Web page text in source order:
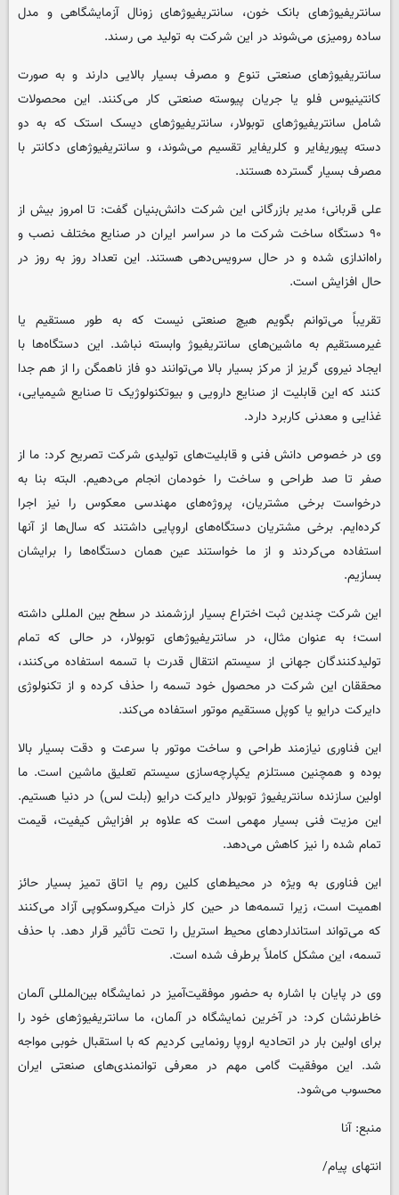
سانتریفیوژهای بانک خون، سانتریفیوژهای زونال آزمایشگاهی و مدل
ساده رومیزی می‌شوند در این شرکت به تولید می رسند.
سانتریفیوژهای صنعتی تنوع و مصرف بسیار بالایی دارند و به صورت
کانتینیوس فلو یا جریان پیوسته صنعتی کار می‌کنند. این محصولات
شامل سانتریفیوژهای توبولار، سانتریفیوژهای دیسک استک که به دو
دسته پیوریفایر و کلریفایر تقسیم می‌شوند، و سانتریفیوژهای دکانتر با
مصرف بسیار گسترده هستند.
علی قربانی؛ مدیر بازرگانی این شرکت دانش‌بنیان گفت: تا امروز بیش از
۹۰ دستگاه ساخت شرکت ما در سراسر ایران در صنایع مختلف نصب و
راه‌اندازی شده و در حال سرویس‌دهی هستند. این تعداد روز به روز در
حال افزایش است.
تقریباً می‌توانم بگویم هیچ صنعتی نیست که به طور مستقیم یا
غیرمستقیم به ماشین‌های سانتریفیوژ وابسته نباشد. این دستگاه‌ها با
ایجاد نیروی گریز از مرکز بسیار بالا می‌توانند دو فاز ناهمگن را از هم جدا
کنند که این قابلیت از صنایع دارویی و بیوتکنولوژیک تا صنایع شیمیایی،
غذایی و معدنی کاربرد دارد.
وی در خصوص دانش فنی و قابلیت‌های تولیدی شرکت تصریح کرد: ما از
صفر تا صد طراحی و ساخت را خودمان انجام می‌دهیم. البته بنا به
درخواست برخی مشتریان، پروژه‌های مهندسی معکوس را نیز اجرا
کرده‌ایم. برخی مشتریان دستگاه‌های اروپایی داشتند که سال‌ها از آنها
استفاده می‌کردند و از ما خواستند عین همان دستگاه‌ها را برایشان
بسازیم.
این شرکت چندین ثبت اختراع بسیار ارزشمند در سطح بین المللی داشته
است؛ به عنوان مثال، در سانتریفیوژهای توبولار، در حالی که تمام
تولیدکنندگان جهانی از سیستم انتقال قدرت با تسمه استفاده می‌کنند،
محققان این شرکت در محصول خود تسمه را حذف کرده‌ و از تکنولوژی
دایرکت درایو یا کوپل مستقیم موتور استفاده می‌کند.
این فناوری نیازمند طراحی و ساخت موتور با سرعت و دقت بسیار بالا
بوده و همچنین مستلزم یکپارچه‌سازی سیستم تعلیق ماشین است. ما
اولین سازنده سانتریفیوژ توبولار دایرکت درایو (بلت لس) در دنیا هستیم.
این مزیت فنی بسیار مهمی است که علاوه بر افزایش کیفیت، قیمت
تمام شده را نیز کاهش می‌دهد.
این فناوری به ویژه در محیط‌های کلین روم یا اتاق تمیز بسیار حائز
اهمیت است، زیرا تسمه‌ها در حین کار ذرات میکروسکوپی آزاد می‌کنند
که می‌تواند استانداردهای محیط استریل را تحت تأثیر قرار دهد. با حذف
تسمه، این مشکل کاملاً برطرف شده است.
وی در پایان با اشاره به حضور موفقیت‌آمیز در نمایشگاه بین‌المللی آلمان
خاطرنشان کرد: در آخرین نمایشگاه در آلمان، ما سانتریفیوژهای خود را
برای اولین بار در اتحادیه اروپا رونمایی کردیم که با استقبال خوبی مواجه
شد. این موفقیت گامی مهم در معرفی توانمندی‌های صنعتی ایران
محسوب می‌شود.
منبع: آنا
انتهای پیام/